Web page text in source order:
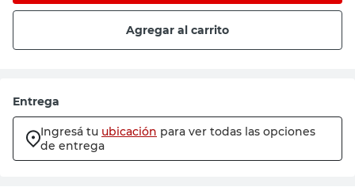
Agregar al carrito
Entrega
Ingresá tu ubicación para ver todas las opciones
de entrega